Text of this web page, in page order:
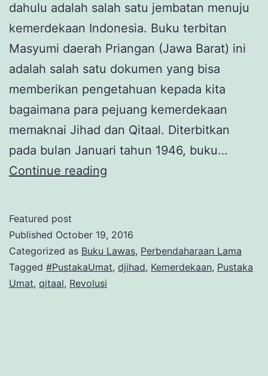
dahulu adalah salah satu jembatan menuju
kemerdekaan Indonesia. Buku terbitan
Masyumi daerah Priangan (Jawa Barat) ini
adalah salah satu dokumen yang bisa
memberikan pengetahuan kepada kita
bagaimana para pejuang kemerdekaan
memaknai Jihad dan Qitaal. Diterbitkan
pada bulan Januari tahun 1946, buku…
Continue reading
–
Masjoemi
Priangan
(1946)
Featured post
Published October 19, 2016
Categorized as Buku Lawas, Perbendaharaan Lama
Tagged #PustakaUmat, djihad, Kemerdekaan, Pustaka
Umat, qitaal, Revolusi